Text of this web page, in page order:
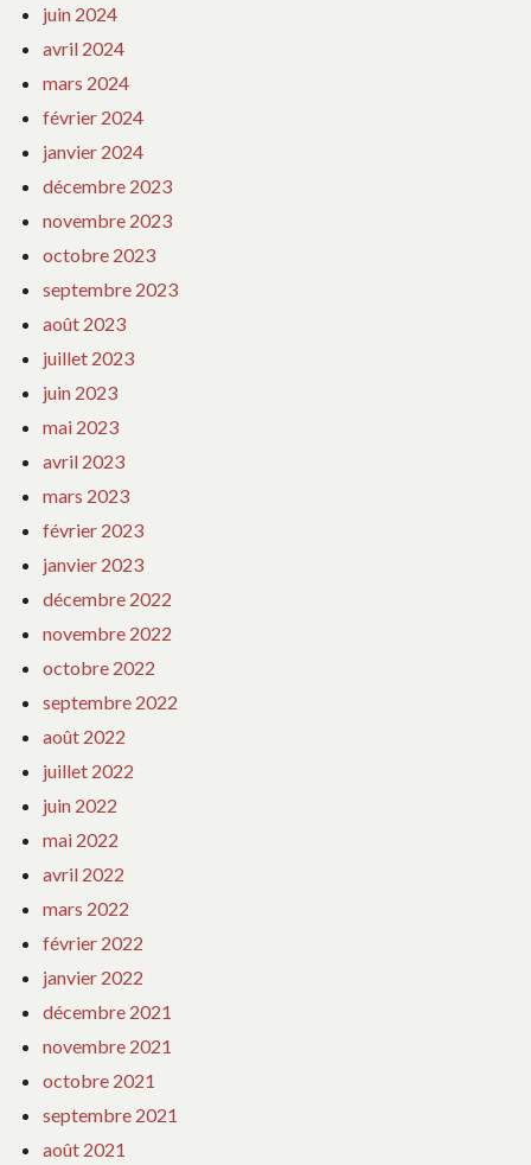
juin 2024
avril 2024
mars 2024
février 2024
janvier 2024
décembre 2023
novembre 2023
octobre 2023
septembre 2023
août 2023
juillet 2023
juin 2023
mai 2023
avril 2023
mars 2023
février 2023
janvier 2023
décembre 2022
novembre 2022
octobre 2022
septembre 2022
août 2022
juillet 2022
juin 2022
mai 2022
avril 2022
mars 2022
février 2022
janvier 2022
décembre 2021
novembre 2021
octobre 2021
septembre 2021
août 2021